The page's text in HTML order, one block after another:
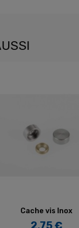
AJOUTER AU
Cache vis Inox
2,75 €